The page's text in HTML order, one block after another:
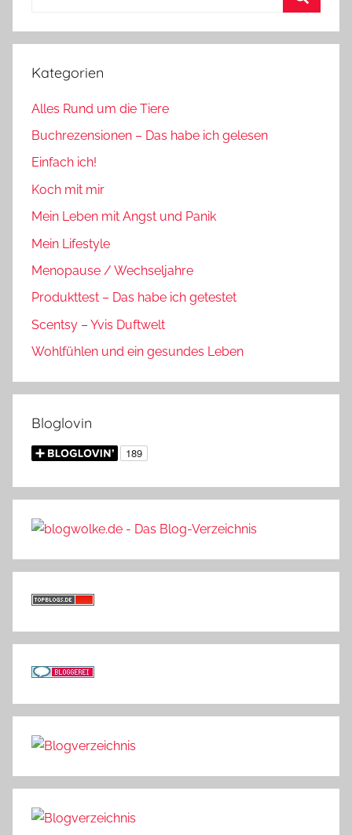
Kategorien
Alles Rund um die Tiere
Buchrezensionen – Das habe ich gelesen
Einfach ich!
Koch mit mir
Mein Leben mit Angst und Panik
Mein Lifestyle
Menopause / Wechseljahre
Produkttest – Das habe ich getestet
Scentsy – Yvis Duftwelt
Wohlfühlen und ein gesundes Leben
Bloglovin